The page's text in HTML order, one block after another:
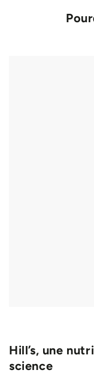
Hill’s, une
science